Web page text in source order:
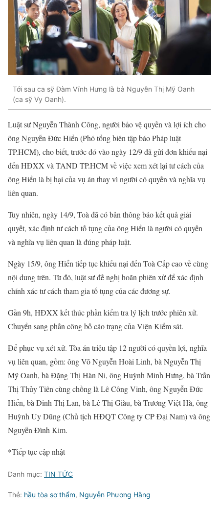
Tới sau ca sỹ Đàm Vĩnh Hưng là bà Nguyễn Thị Mỹ Oanh
(ca sỹ Vy Oanh).
Luật sư Nguyễn Thành Công, người bảo vệ quyền và lợi ích cho
ông Nguyễn Đức Hiển (Phó tổng biên tập báo Pháp luật
TP.HCM), cho biết, trước đó vào ngày 12/9 đã gửi đơn khiếu nại
đến HĐXX và TAND TP.HCM về việc xem xét lại tư cách của
ông Hiển là bị hại của vụ án thay vì người có quyền và nghĩa vụ
liên quan.
Tuy nhiên, ngày 14/9, Toà đã có bản thông báo kết quả giải
quyết, xác định tư cách tố tụng của ông Hiển là người có quyền
và nghĩa vụ liên quan là đúng pháp luật.
Ngày 15/9, ông Hiển tiếp tục khiếu nại đến Toà Cấp cao về cùng
nội dung trên. Từ đó, luật sư đề nghị hoãn phiên xử để xác định
chính xác tư cách tham gia tố tụng của các đương sự.
Gần 9h, HĐXX kết thúc phần kiểm tra lý lịch trước phiên xử.
Chuyển sang phần công bố cáo trạng của Viện Kiểm sát.
Để phục vụ xét xử. Tòa án triệu tập 12 người có quyền lợi, nghĩa
vụ liên quan, gồm: ông Võ Nguyễn Hoài Linh, bà Nguyễn Thị
Mỹ Oanh, bà Ðặng Thị Hàn Ni, ông Huỳnh Minh Hưng, bà Trần
Thị Thủy Tiên cùng chồng là Lê Công Vinh, ông Nguyễn Đức
Hiển, bà Ðinh Thị Lan, bà Lê Thị Giàu, bà Trương Việt Hà, ông
Huỳnh Uy Dũng (Chủ tịch HĐQT Công ty CP Đại Nam) và ông
Nguyễn Đình Kim.
*Tiếp tục cập nhật
Danh mục: TIN TỨC
Thẻ: hầu tòa sơ thẩm, Nguyễn Phương Hằng